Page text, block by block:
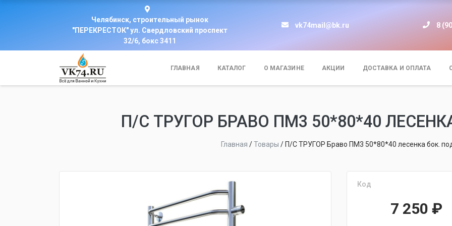
Челябинск, строительный рынок
"ПЕРЕКРЕСТОК" ул. Свердловский проспект
32/6, бокс 3411
vk74mail@bk.ru 8
ГЛАВНАЯ КАТАЛОГ О МАГАЗИНЕ АКЦИИ ДОСТАВКА И ОПЛАТА
П/С ТРУГОР БРАВО ПМ3 50*80*40
Главная /Товары / П/С ТРУГОР Браво ПМ3 50*80*40 лесенка бок.
Код
7 250 ₽